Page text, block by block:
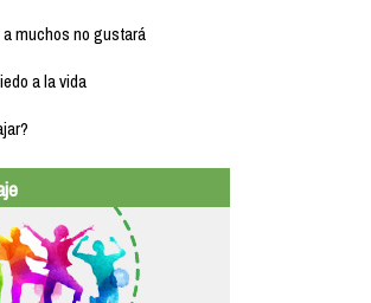
muchos no gustará
a la vida